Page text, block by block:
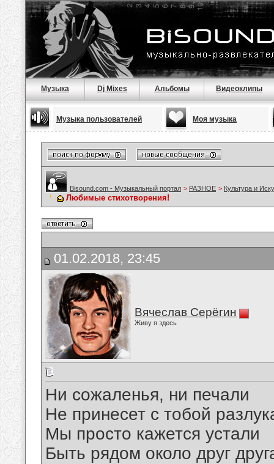
Музыка Dj Mixes Альбомы Видеоклипы
Музыка пользователей Моя музыка
Bisound.com - Музыкальный портал > РАЗНОЕ > Культура и
Любимые стихотворения!
01.02.2018, 23:45
Вячеслав Серёгин
Живу я здесь
Ни сожаленья, ни печали
Не принесет с тобой
Мы просто кажется устали
Быть рядом около друг